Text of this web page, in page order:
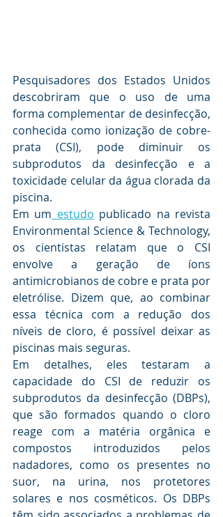
Pesquisadores dos Estados Unidos
descobriram que o uso de uma
forma complementar de desinfecção,
conhecida como ionização de cobre-
prata (CSI), pode diminuir os
subprodutos da desinfecção e a
toxicidade celular da água clorada da
piscina.
Em um estudo publicado na revista
Environmental Science & Technology,
os cientistas relatam que o CSI
envolve a geração de íons
antimicrobianos de cobre e prata por
eletrólise. Dizem que, ao combinar
essa técnica com a redução dos
níveis de cloro, é possível deixar as
piscinas mais seguras.
Em detalhes, eles testaram a
capacidade do CSI de reduzir os
subprodutos da desinfecção (DBPs),
que são formados quando o cloro
reage com a matéria orgânica e
compostos introduzidos pelos
nadadores, como os presentes no
suor, na urina, nos protetores
solares e nos cosméticos. Os DBPs